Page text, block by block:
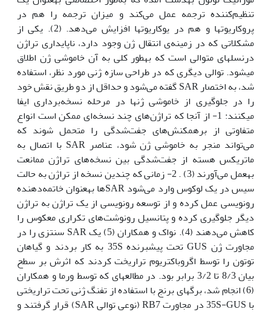
تنظیم‌کننده ترجمه عمل می‌کند و میزان ترجمه را هم در
پروکاریوت‫ها و هم در یوکاریوت‫ها افزایش می‌دهد. (2). یکی از
مشکلاتی که در زمینه‌ی انتقال ژن وجود دارد، ناپایداری تراژن
درنسل‫های متوالی است که به‫طور کلی به آن خاموشی ژن اطلاق
می‫شود. توالی دیگری که در طراحی سازه ژنی مورد نظر، استفاده
شد، به اختصار SAR گفته می‌شود و حداقل از دو طریق نقش خود
را در جلوگیری از خاموشی ژن‫ها در مرحله نسخه‌برداری ایفا
می‫کنند: 1- از آنجا که تراژن‌های چند نسخه‌ای ممکن است انواع
متفاوتی از برهمکنش‌های جفت‌شدگی را متحمل شوند که
می‌تواند منجر به خاموشی ژن شود، عناصر SAR با اتصال به
ماتریکس هسته از جفت‌شدگی بین نسخه‌های تراژن ممانعت
به‫عمل می‌آورند (3) . 2- زمانی که چندین نسخه از تراژن به حالت
سیس در یک لوکوس وارد می‌شود SAR‌ها به‫عنوان خاتمه‌دهنده
رونویسی عمل کرده و از توسعه رونویسی از یک تراژن به تراژن
دیگر جلوگیری کرده و پتانسیل رونوشت‌های تکراری معکوس را
کاهش می‌دهند (4). نواک و همکاران (5) یک SAR سنتزی را در
مجاورت ژن GUS تحت پیشبرنده 35S به کار بردند و گیاهان
توتون را توسط اگروباکتریوم تراریخت کردند که اثرش بر سطح
بیان 8/3 تا 3/2 برابر بود. در مطالعه­ای که توسط ورما و همکاران
(6) انجام شد، برگ­های برنج با استفاده از تفنگ ژنی تحت تراریختی
با 35S-GUS در مجاورت RB7 (نوعی توالی SAR) قرار گرفتند و